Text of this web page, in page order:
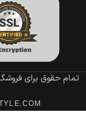
تمام حقوق برای